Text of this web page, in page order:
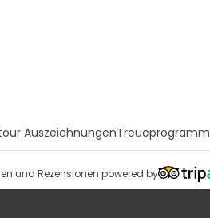
AuszeichnungenTreueprogramm
und Rezensionen powered by